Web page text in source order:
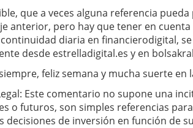
que a veces alguna referencia
anterior, pero hay que tener en
diaria en financierodigital, se
desde estrelladigital.es y en
feliz semana y mucha suerte en
Este comentario no supone una
o futuros, son simples referencias
decisiones de inversión en función de